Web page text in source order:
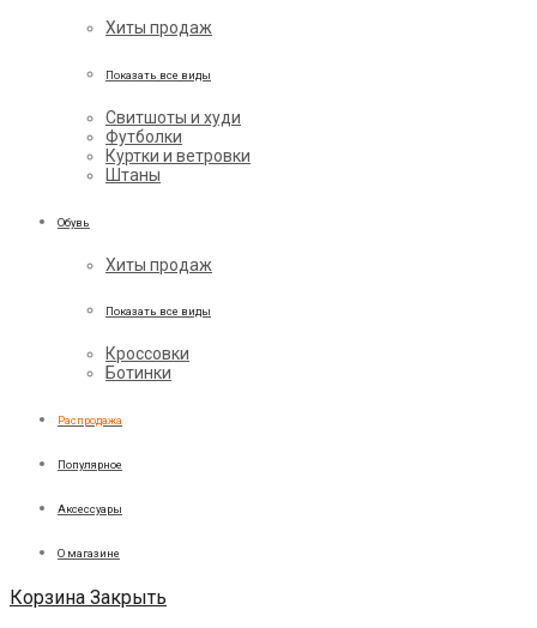
Хиты продаж
Показать все виды
Свитшоты и худи
Футболки
Куртки и ветровки
Штаны
Обувь
Хиты продаж
Показать все виды
Кроссовки
Ботинки
Распродажа
Популярное
Аксессуары
О магазине
Корзина Закрыть